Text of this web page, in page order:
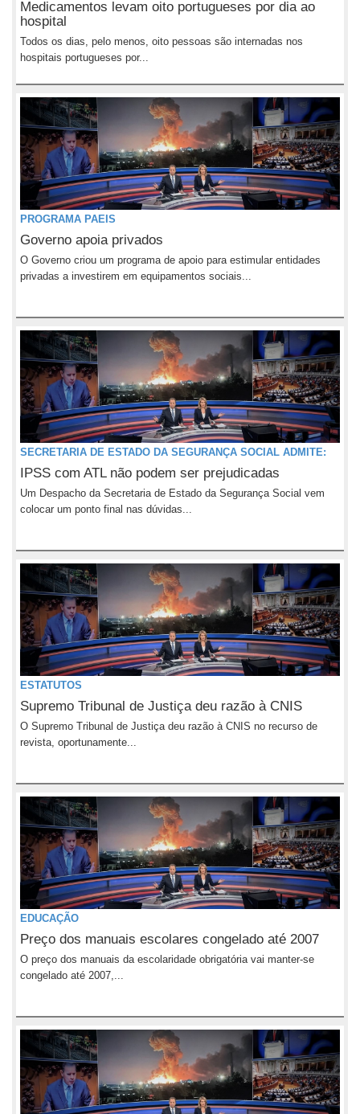
Medicamentos levam oito portugueses por dia ao
hospital
Todos os dias, pelo menos, oito pessoas são internadas nos
hospitais portugueses por...
PROGRAMA PAEIS
Governo apoia privados
O Governo criou um programa de apoio para estimular entidades
privadas a investirem em equipamentos sociais...
SECRETARIA DE ESTADO DA SEGURANÇA SOCIAL ADMITE:
IPSS com ATL não podem ser prejudicadas
Um Despacho da Secretaria de Estado da Segurança Social vem
colocar um ponto final nas dúvidas...
ESTATUTOS
Supremo Tribunal de Justiça deu razão à CNIS
O Supremo Tribunal de Justiça deu razão à CNIS no recurso de
revista, oportunamente...
EDUCAÇÃO
Preço dos manuais escolares congelado até 2007
O preço dos manuais da escolaridade obrigatória vai manter-se
congelado até 2007,...